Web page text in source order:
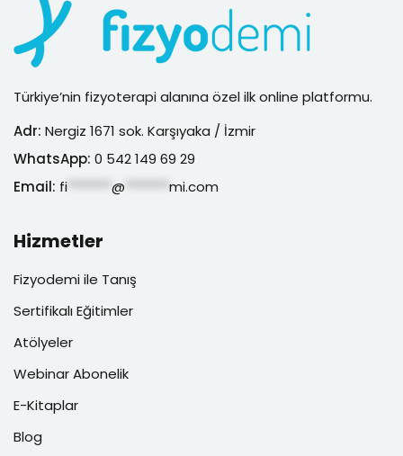
Türkiye’nin fizyoterapi alanına özel ilk online platformu.
Adr: Nergiz 1671 sok. Karşıyaka / İzmir
WhatsApp: 0 542 149 69 29
Email: fi @ mi.com
Hizmetler
Fizyodemi ile Tanış
Sertifikalı Eğitimler
Atölyeler
Webinar Abonelik
E-Kitaplar
Blog